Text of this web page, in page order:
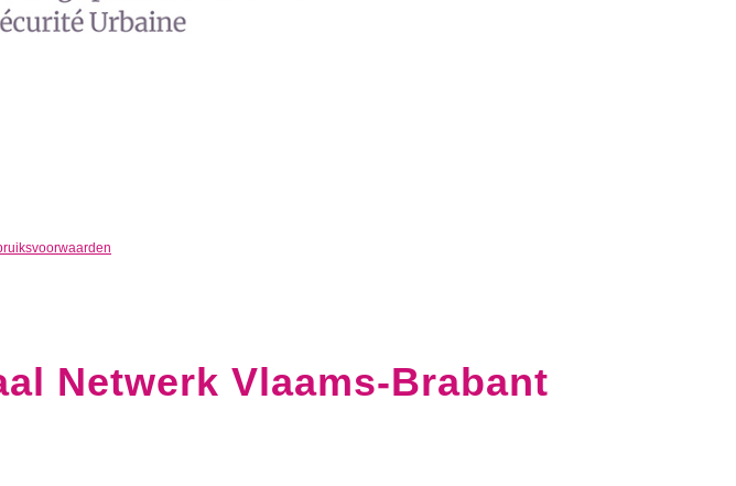
Netwerk Vlaams-Brabant